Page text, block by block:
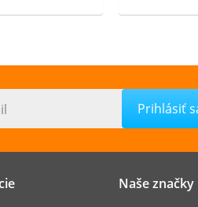
Naše značky